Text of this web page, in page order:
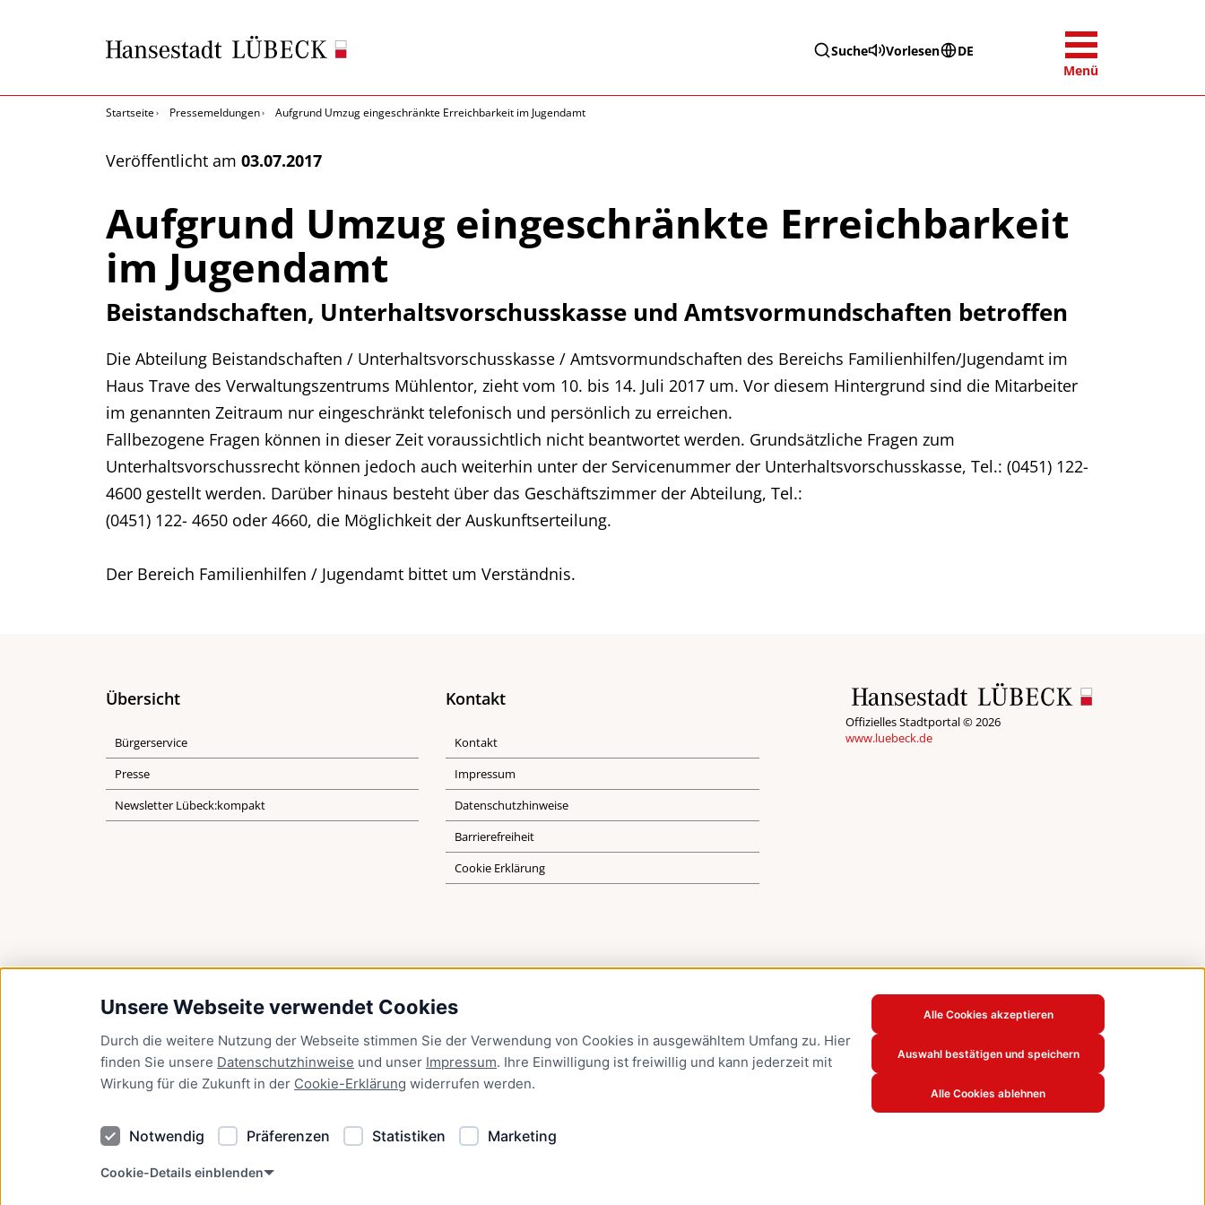
Unsere Webseite verwendet Cookies
Durch die weitere Nutzung der Webseite stimmen Sie der Verwendung von Cookies in ausgewähltem Umfang zu. Hier
finden Sie unsere Datenschutzhinweise und unser Impressum. Ihre Einwilligung ist freiwillig und kann jederzeit mit
Wirkung für die Zukunft in der Cookie-Erklärung widerrufen werden.
Notwendig Präferenzen Statistiken Marketing
Cookie-Details einblenden
Alle Cookies akzeptieren
Auswahl bestätigen und speichern
Alle Cookies ablehnen
Suche Vorlesen
DE
Menü
Startseite Pressemeldungen Aufgrund Umzug eingeschränkte Erreichbarkeit im Jugendamt
Veröffentlicht am 03.07.2017
Aufgrund Umzug eingeschränkte Erreichbarkeit
im Jugendamt
Beistandschaften, Unterhaltsvorschusskasse und Amtsvormundschaften betroffen
Die Abteilung Beistandschaften / Unterhaltsvorschusskasse / Amtsvormundschaften des Bereichs Familienhilfen/Jugendamt im
Haus Trave des Verwaltungszentrums Mühlentor, zieht vom 10. bis 14. Juli 2017 um. Vor diesem Hintergrund sind die Mitarbeiter
im genannten Zeitraum nur eingeschränkt telefonisch und persönlich zu erreichen.
Fallbezogene Fragen können in dieser Zeit voraussichtlich nicht beantwortet werden. Grundsätzliche Fragen zum
Unterhaltsvorschussrecht können jedoch auch weiterhin unter der Servicenummer der Unterhaltsvorschusskasse, Tel.: (0451) 122-
4600 gestellt werden. Darüber hinaus besteht über das Geschäftszimmer der Abteilung, Tel.:
(0451) 122- 4650 oder 4660, die Möglichkeit der Auskunftserteilung.
Der Bereich Familienhilfen / Jugendamt bittet um Verständnis.
Übersicht
Bürgerservice
Presse
Newsletter Lübeck:kompakt
Kontakt
Kontakt
Impressum
Datenschutzhinweise
Barrierefreiheit
Cookie Erklärung
Offizielles Stadtportal © 2026
www.luebeck.de